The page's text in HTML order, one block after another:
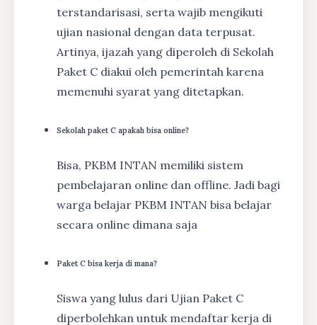
terstandarisasi, serta wajib mengikuti
ujian nasional dengan data terpusat.
Artinya, ijazah yang diperoleh di Sekolah
Paket C diakui oleh pemerintah karena
memenuhi syarat yang ditetapkan.
Sekolah paket C apakah bisa online?
Bisa, PKBM INTAN memiliki sistem
pembelajaran online dan offline. Jadi bagi
warga belajar PKBM INTAN bisa belajar
secara online dimana saja
Paket C bisa kerja di mana?
Siswa yang lulus dari Ujian Paket C
diperbolehkan untuk mendaftar kerja di